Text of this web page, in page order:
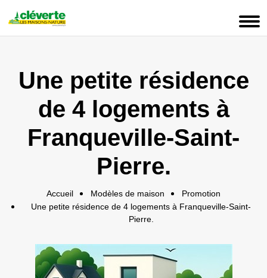
Une petite résidence
de 4 logements à
Franqueville-Saint-
Pierre.
Accueil Modèles de maison
Promotion
Une petite résidence de 4 logements à Franqueville-Saint-
Pierre.